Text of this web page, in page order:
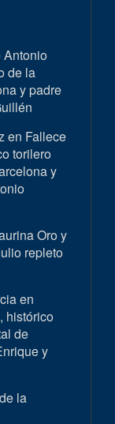
Antonio
de la
y padre
en Fallece
torilero
y
Oro y
repleto
en
histórico
de
y
la